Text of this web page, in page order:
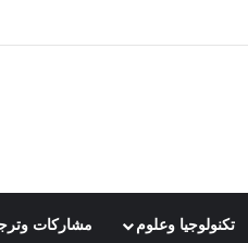
تكنولوجيا وعلوم مشاركات